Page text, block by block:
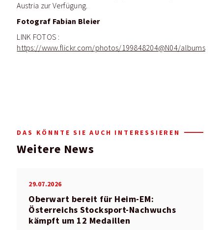
Austria zur Verfügung.
Fotograf Fabian Bleier
LINK FOTOS :
https://www.flickr.com/photos/199848204@N04/albums
DAS KÖNNTE SIE AUCH INTERESSIEREN
Weitere News
29.07.2026
Oberwart bereit für Heim-EM:
Österreichs Stocksport-Nachwuchs
kämpft um 12 Medaillen